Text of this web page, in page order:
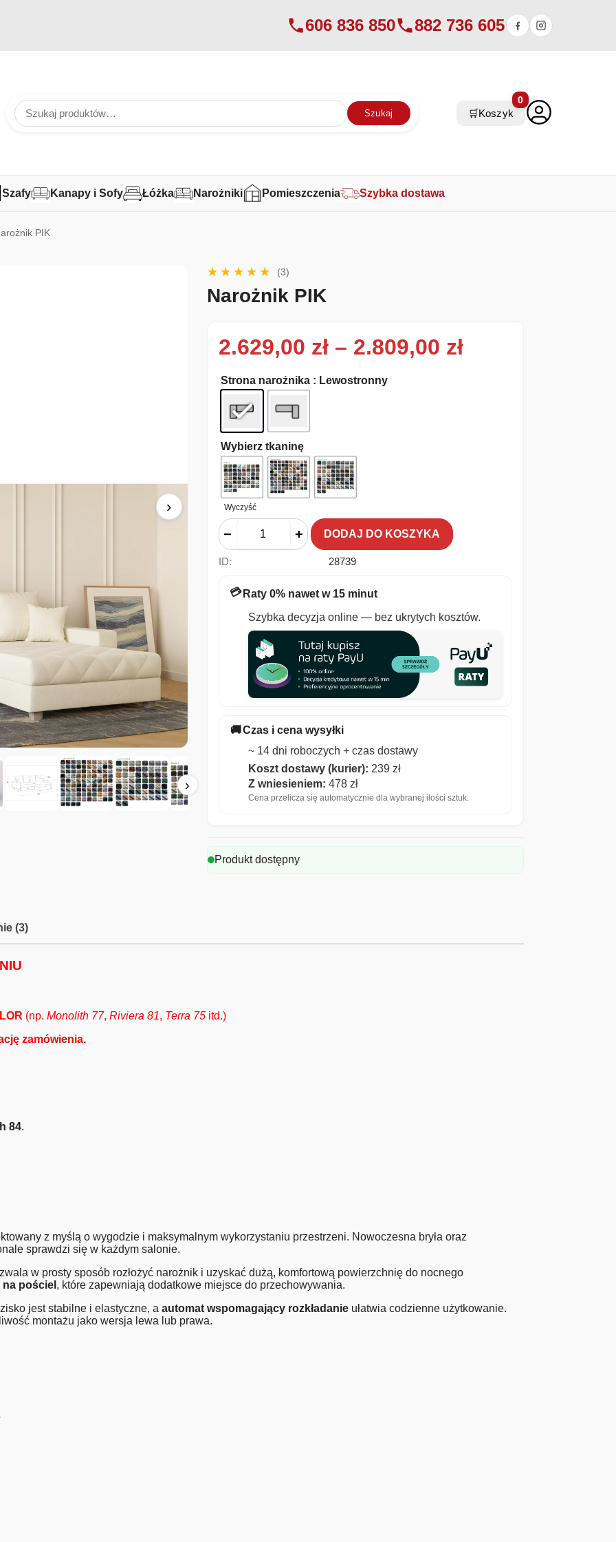
606 836 850 882 736 605
Szukaj 🛒Koszyk
0
Szafy Kanapy i Sofy Łóżka Narożniki Pomieszczenia Szybka dostawa
PIK
›
›
(3)
Narożnik PIK
2.629,00 zł – 2.809,00 złZakres cen:
Strona narożnika : Lewostronny
Wybierz tkaninę
Wyczyść
− + DODAJ DO KOSZYKA
ID: 28739
💳 Raty 0% nawet w 15 minut
Szybka decyzja online — bez ukrytych kosztów.
🚚Czas i cena wysyłki
~ 14 dni roboczych + czas dostawy
Koszt dostawy (kurier): 239 zł
Z wniesieniem: 478 zł
Cena przelicza się automatycznie dla wybranej ilości sztuk.
Produkt dostępny
(3)
(np.Monolith 77,Riviera 81, Terra 75 itd.)
zamówienia.
84.
z myślą o wygodzie i maksymalnym wykorzystaniu przestrzeni. Nowoczesna bryła oraz
sprawdzi się w każdym salonie.
w prosty sposób rozłożyć narożnik i uzyskać dużą, komfortową powierzchnię do nocnego
pościel , które zapewniają dodatkowe miejsce do przechowywania.
jest stabilne i elastyczne, aautomat wspomagający rozkładanie ułatwia codzienne użytkowanie.
montażu jako wersja lewa lub prawa.